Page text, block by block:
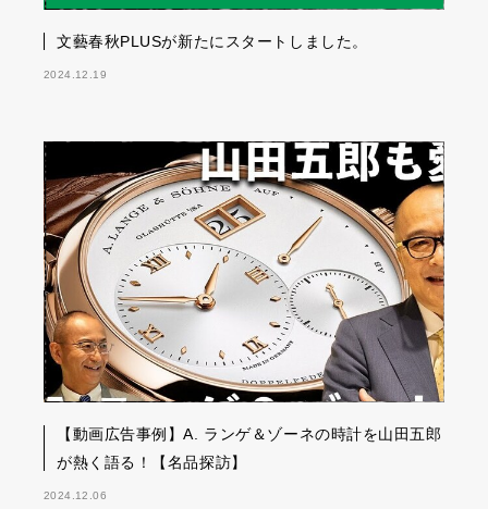
文藝春秋PLUSが新たにスタートしました。
2024.12.19
【動画広告事例】A. ランゲ＆ゾーネの時計を山田五郎
が熱く語る！【名品探訪】
2024.12.06